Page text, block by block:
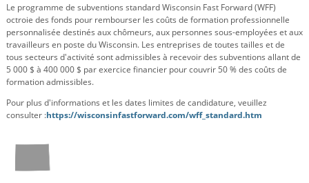
Le programme de subventions standard Wisconsin Fast Forward (WFF)
octroie des fonds pour rembourser les coûts de formation professionnelle
personnalisée destinés aux chômeurs, aux personnes sous-employées et aux
travailleurs en poste du Wisconsin. Les entreprises de toutes tailles et de
tous secteurs d'activité sont admissibles à recevoir des subventions allant de
5 000 $ à 400 000 $ par exercice financier pour couvrir 50 % des coûts de
formation admissibles.
Pour plus d'informations et les dates limites de candidature, veuillez
consulter :https://wisconsinfastforward.com/wff_standard.htm